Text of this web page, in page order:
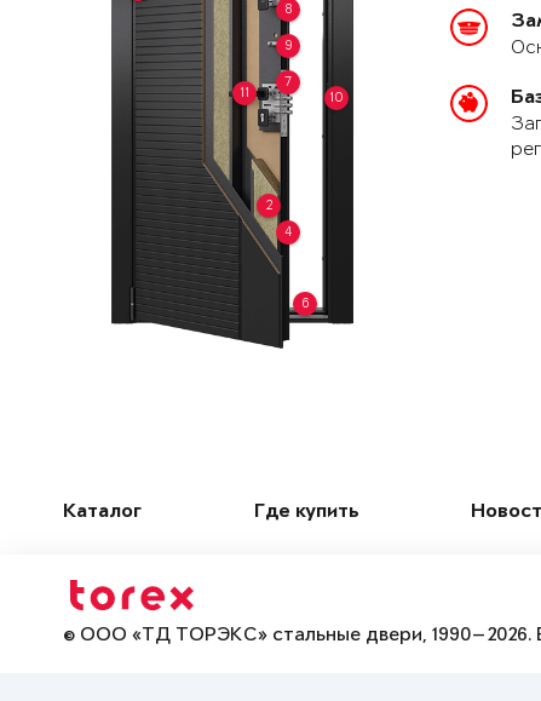
2
4
6
7
8
9
10
11
Каталог Где купить
© ООО «ТД ТОРЭКС» стальные двери, 1990—2026.